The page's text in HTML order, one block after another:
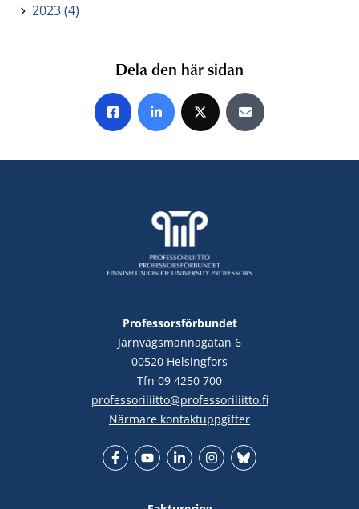
2023 (4)
Dela den här sidan
Share on Facebook
Share on LinkedIn
Share on XShare by E-mail
Professorsförbundet
Järnvägsmannagatan 6
00520 Helsingfors
Tfn 09 4250 700
professoriliitto@professoriliitto.fi
Närmare kontaktuppgifter